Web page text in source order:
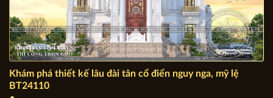
Khám phá thiết kế lâu đài tân cổ điển nguy nga, mỹ lệ
BT24110